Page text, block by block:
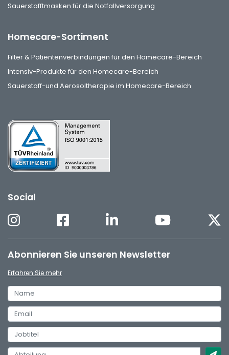
Sauerstofftmasken für die Notfallversorgung
Homecare-Sortiment
Filter & Patientenverbindungen für den Homecare-Bereich
Intensiv-Produkte für den Homecare-Bereich
Sauerstoff-und Aerosoltherapie im Homecare-Bereich
Social
Abonnieren Sie unseren Newsletter
Erfahren Sie mehr